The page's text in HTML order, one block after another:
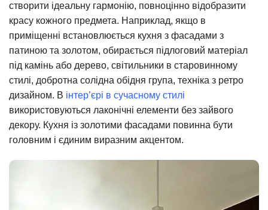
створити ідеальну гармонію, повноцінно відобразити
красу кожного предмета. Наприклад, якщо в
приміщенні встановлюється кухня з фасадами з
патиною та золотом, обирається підлоговий матеріал
під камінь або дерево, світильники в старовинному
стилі, добротна солідна обідня група, техніка з ретро
дизайном. В інтер’єрі в сучасному стилі
використовуються лаконічні елементи без зайвого
декору. Кухня із золотими фасадами повинна бути
головним і єдиним виразним акцентом.